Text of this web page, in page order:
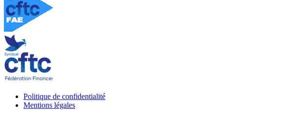
Politique de confidentialité
Mentions légales